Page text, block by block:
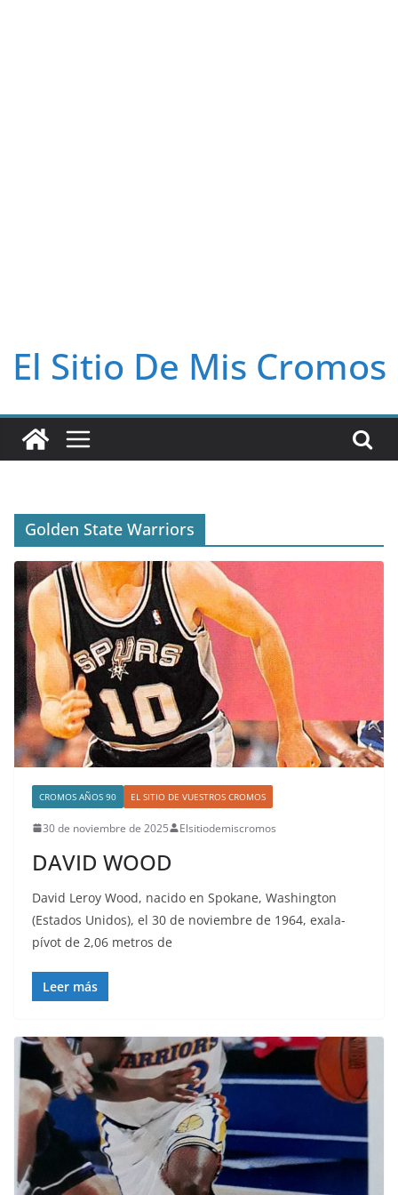
El Sitio De Mis Cromos
Golden State Warriors
CROMOS AÑOS 90 EL SITIO DE VUESTROS CROMOS
30 de noviembre de 2025 Elsitiodemiscromos
DAVID WOOD
David Leroy Wood, nacido en Spokane, Washington
(Estados Unidos), el 30 de noviembre de 1964, exala-
pívot de 2,06 metros de
Leer más